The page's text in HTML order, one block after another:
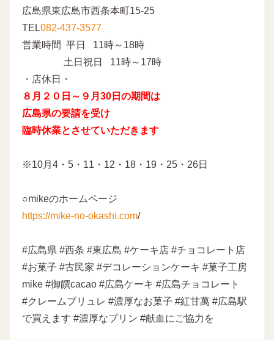
広島県東広島市西条本町15-25
TEL082-437-3577
営業時間 平日 11時～18時
土日祝日 11時～17時
・店休日・
８月２０日～９月30日の期間は
広島県の要請を受け
臨時休業とさせていただきます
※10月4・5・11・12・18・19・25・26日
○mikeのホームページ
https://mike-no-okashi.com/
#広島県 #西条 #東広島 #ケーキ店 #チョコレート店
#お菓子 #古民家 #デコレーションケーキ #菓子工房
mike #御饌cacao #広島ケーキ #広島チョコレート
#クレームブリュレ #濃厚なお菓子 #紅甘萬 #広島駅
で買えます #濃厚なプリン #献血にご協力を